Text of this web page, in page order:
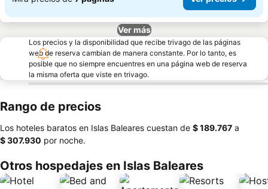
Ver más
Los precios y la disponibilidad que recibe trivago de las páginas
web de reserva cambian de manera constante. Por lo tanto, es
posible que no siempre encuentres en una página web de reserva
la misma oferta que viste en trivago.
Rango de precios
Los hoteles baratos en Islas Baleares cuestan de ‎$ 189.767 a
‎$ 307.930 por noche.
Otros hospedajes en Islas Baleares